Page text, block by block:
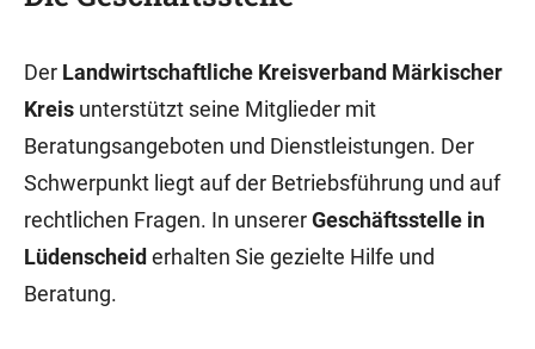
Der Landwirtschaftliche Kreisverband Märkischer
Kreis unterstützt seine Mitglieder mit
Beratungsangeboten und Dienstleistungen. Der
Schwerpunkt liegt auf der Betriebsführung und auf
rechtlichen Fragen. In unsererGeschäftsstelle in
Lüdenscheid erhalten Sie gezielte Hilfe und
Beratung.